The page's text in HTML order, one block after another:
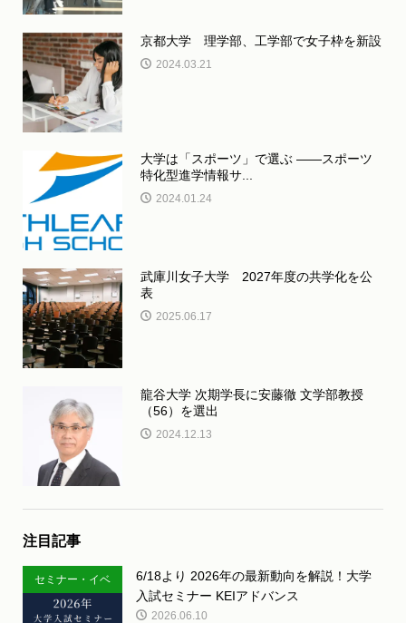
京都大学 理学部、工学部で女子枠を新設
2024.03.21
大学は「スポーツ」で選ぶ ――スポーツ
特化型進学情報サ...
2024.01.24
武庫川女子大学 2027年度の共学化を公
表
2025.06.17
龍谷大学 次期学長に安藤徹 文学部教授
（56）を選出
2024.12.13
注目記事
セミナー・イベ
ント
6/18より 2026年の最新動向を解説！大学
入試セミナー KEIアドバンス
2026.06.10